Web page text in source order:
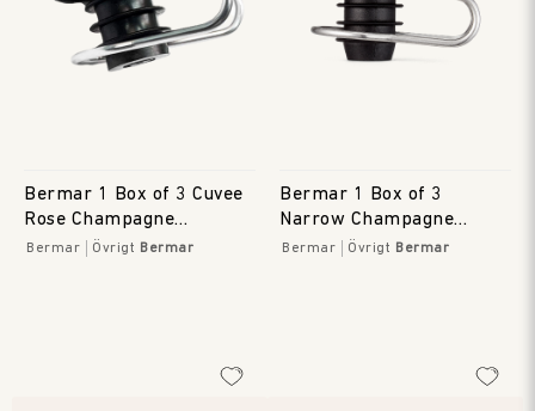
Bermar 1 Box of 3 Cuvee
Rose Champagne
Stoppers
Bermar Övrigt Bermar
Bermar 1 Box of 3
Narrow Champagne
Stoppers
Bermar Övrigt Bermar